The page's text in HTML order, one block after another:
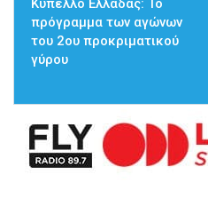
Κύπελλο Ελλάδας: Το
πρόγραμμα των αγώνων
του 2ου προκριματικού
γύρου